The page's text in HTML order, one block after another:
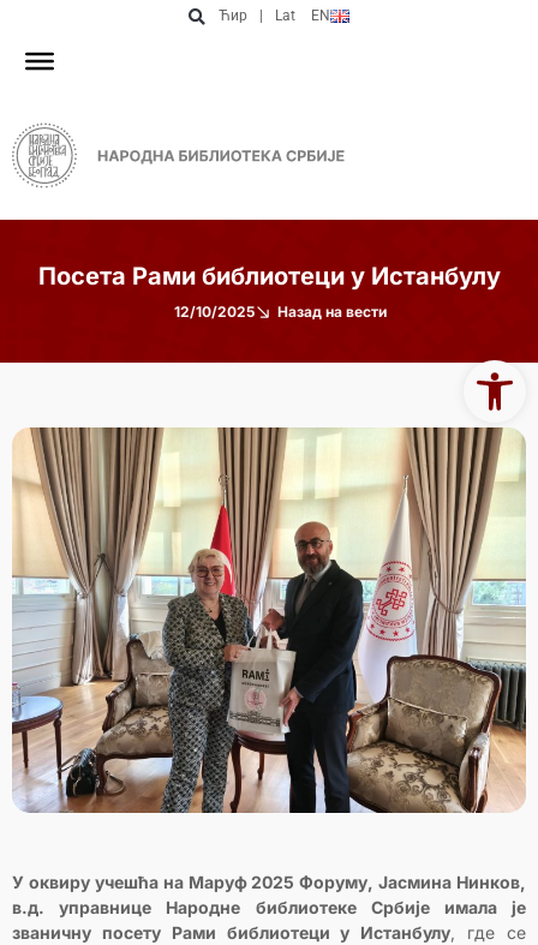
Ћир Lat EN
Посета Рами библиотеци у Истанбулу
12/10/2025 Назад на вести
У оквиру учешћа на Маруф 2025 Форуму, Јасмина Нинков,
в.д. управнице Народне библиотеке Србије имала је
званичну посету Рами библиотеци у Истанбулу, где се